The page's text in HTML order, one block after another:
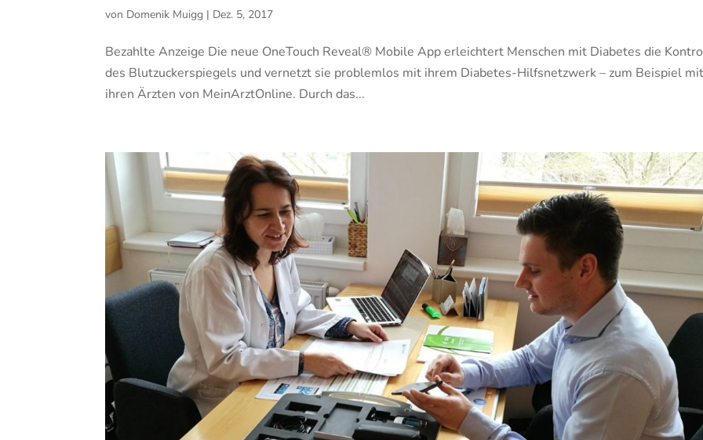
von Domenik Muigg | Dez. 5, 2017
Bezahlte Anzeige Die neue OneTouch Reveal® Mobile App erleichtert Menschen mit Diabetes die
des Blutzuckerspiegels und vernetzt sie problemlos mit ihrem Diabetes-Hilfsnetzwerk – zum Beispiel mit
ihren Ärzten von MeinArztOnline. Durch das...